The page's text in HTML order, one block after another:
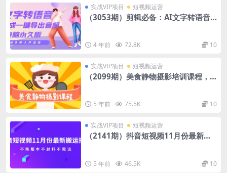
实战VIP项目 短视频运营
（3053期）剪辑必备：AI文字转语音
4 年前 72.8K 10
实战VIP项目 短视频运营
（2099期）美食静物摄影培训课程，
5 年前 75.5K 10
实战VIP项目 短视频运营
（2141期）抖音短视频11月份最新搬
5 年前 46.5K 10